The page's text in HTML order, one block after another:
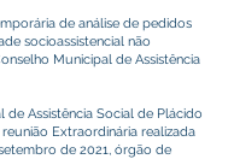
de análise de pedidos
socioassistencial não
Municipal de Assistência
de Assistência Social de Plácido
Extraordinária realizada
de 2021, órgão de